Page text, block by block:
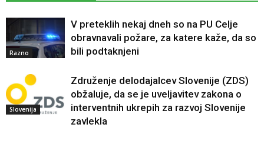
Razno
V preteklih nekaj dneh so na PU Celje
obravnavali požare, za katere kaže, da so
bili podtaknjeni
Slovenija
Združenje delodajalcev Slovenije (ZDS)
obžaluje, da se je uveljavitev zakona o
interventnih ukrepih za razvoj Slovenije
zavlekla